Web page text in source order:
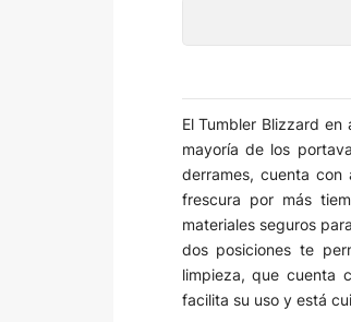
El Tumbler Blizzard
mayoría de los
derrames, cuenta
frescura por más
materiales seguros
dos posiciones te
limpieza, que cuenta
facilita su uso y está